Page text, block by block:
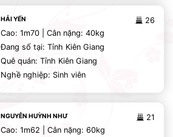
26
HẢI YẾN
Cao: 1m70 | Cân nặng: 40kg
Đang số tại: Tỉnh Kiên Giang
Quê quán: Tỉnh Kiên Giang
Nghề nghiệp: Sinh viên
21
NGUYỄN HUỲNH NHƯ
Cao: 1m62 | Cân nặng: 60kg